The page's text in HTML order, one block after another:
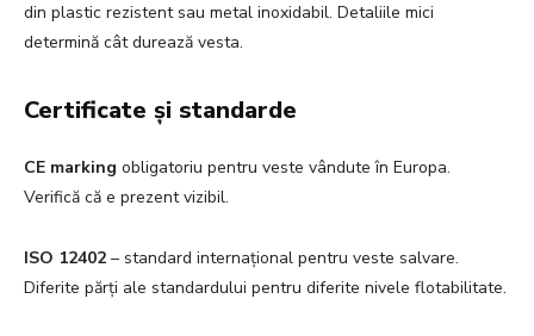
din plastic rezistent sau metal inoxidabil. Detaliile mici
determină cât durează vesta.
Certificate și standarde
CE marking obligatoriu pentru veste vândute în Europa.
Verifică că e prezent vizibil.
ISO 12402 – standard internațional pentru veste salvare.
Diferite părți ale standardului pentru diferite nivele flotabilitate.